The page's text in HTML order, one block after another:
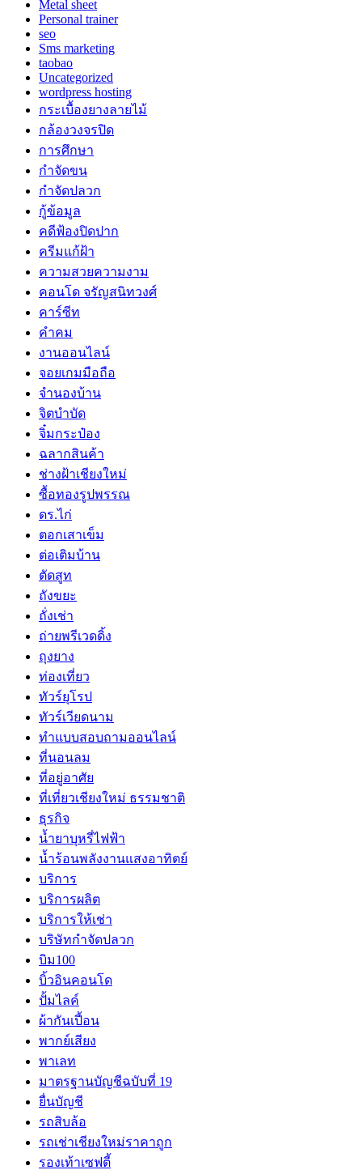
Metal sheet
Personal trainer
seo
Sms marketing
taobao
Uncategorized
wordpress hosting
กระเบื้องยางลายไม้
กล้องวงจรปิด
การศึกษา
กำจัดขน
กำจัดปลวก
กู้ข้อมูล
คดีฟ้องปิดปาก
ครีมแก้ฝ้า
ความสวยความงาม
คอนโด จรัญสนิทวงศ์
คาร์ซีท
คำคม
งานออนไลน์
จอยเกมมือถือ
จำนองบ้าน
จิตบำบัด
จิ๋มกระป๋อง
ฉลากสินค้า
ช่างฝ้าเชียงใหม่
ซื้อทองรูปพรรณ
ดร.ไก่
ตอกเสาเข็ม
ต่อเติมบ้าน
ตัดสูท
ถังขยะ
ถั่งเช่า
ถ่ายพรีเวดดิ้ง
ถุงยาง
ท่องเที่ยว
ทัวร์ยุโรป
ทัวร์เวียดนาม
ทำแบบสอบถามออนไลน์
ที่นอนลม
ที่อยู่อาศัย
ที่เที่ยวเชียงใหม่ ธรรมชาติ
ธุรกิจ
น้ำยาบุหรี่ไฟฟ้า
น้ำร้อนพลังงานแสงอาทิตย์
บริการ
บริการผลิต
บริการให้เช่า
บริษัทกำจัดปลวก
บิม100
บิ้วอินคอนโด
ปั้มไลค์
ผ้ากันเปี้อน
พากย์เสียง
พาเลท
มาตรฐานบัญชีฉบับที่ 19
ยื่นบัญชี
รถสิบล้อ
รถเช่าเชียงใหม่ราคาถูก
รองเท้าเซฟตี้